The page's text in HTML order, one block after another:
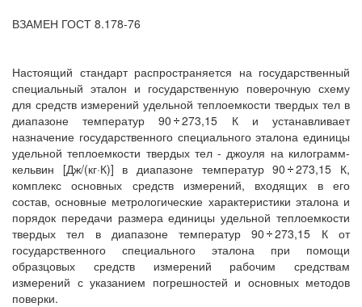
ВЗАМЕН ГОСТ 8.178-76
Настоящий стандарт распространяется на государственный
специальный эталон и государственную поверочную схему
для средств измерений удельной теплоемкости твердых тел в
диапазоне температур 90
273,15 К и устанавливает
назначение государственного специального эталона единицы
удельной теплоемкости твердых тел - джоуля на килограмм-
кельвин [Дж/(кг·К)] в диапазоне температур 90
273,15 К,
комплекс основных средств измерений, входящих в его
состав, основные метрологические характеристики эталона и
порядок передачи размера единицы удельной теплоемкости
твердых тел в диапазоне температур 90
273,15 К от
государственного специального эталона при помощи
образцовых средств измерений рабочим средствам
измерений с указанием погрешностей и основных методов
поверки.